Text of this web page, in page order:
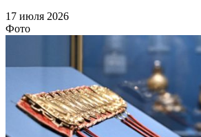
17 июля 2026
Фото